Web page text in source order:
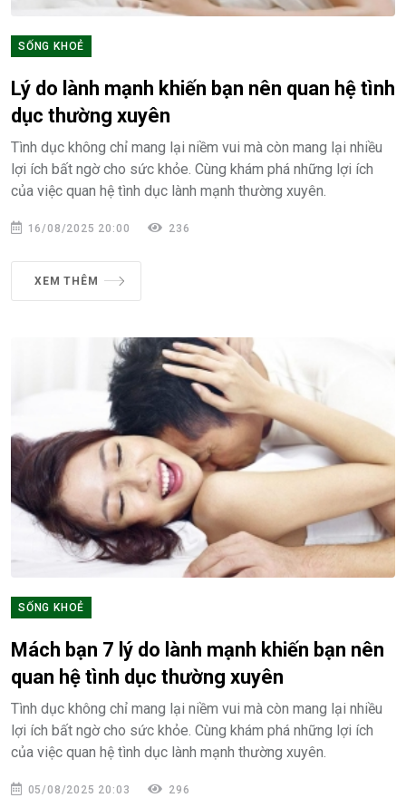
SỐNG KHOẺ
Lý do lành mạnh khiến bạn nên quan hệ tình
dục thường xuyên
Tình dục không chỉ mang lại niềm vui mà còn mang lại nhiều
lợi ích bất ngờ cho sức khỏe. Cùng khám phá những lợi ích
của việc quan hệ tình dục lành mạnh thường xuyên.
16/08/2025 20:00 236
XEM THÊM
SỐNG KHOẺ
Mách bạn 7 lý do lành mạnh khiến bạn nên
quan hệ tình dục thường xuyên
Tình dục không chỉ mang lại niềm vui mà còn mang lại nhiều
lợi ích bất ngờ cho sức khỏe. Cùng khám phá những lợi ích
của việc quan hệ tình dục lành mạnh thường xuyên.
05/08/2025 20:03 296